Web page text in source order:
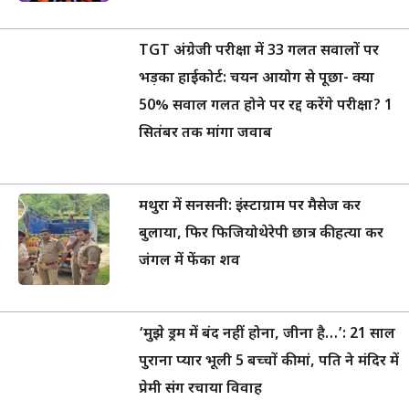
TGT अंग्रेजी परीक्षा में 33 गलत सवालों पर
भड़का हाईकोर्ट: चयन आयोग से पूछा- क्या
50% सवाल गलत होने पर रद्द करेंगे परीक्षा? 1
सितंबर तक मांगा जवाब
मथुरा में सनसनी: इंस्टाग्राम पर मैसेज कर
बुलाया, फिर फिजियोथेरेपी छात्र की हत्या कर
जंगल में फेंका शव
‘मुझे ड्रम में बंद नहीं होना, जीना है…’: 21 साल
पुराना प्यार भूली 5 बच्चों की मां, पति ने मंदिर में
प्रेमी संग रचाया विवाह